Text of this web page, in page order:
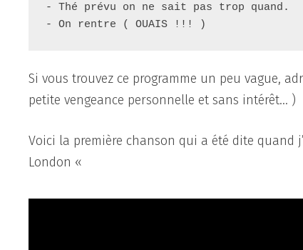
- Thé prévu on ne sait pas trop quand.
- On rentre ( OUAIS !!! )
Si vous trouvez ce programme un peu vague,
petite vengeance personnelle et sans intérêt… )
Voici la première chanson qui a été dite quand
London «